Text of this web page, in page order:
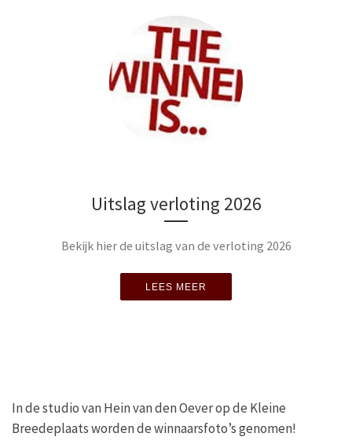
Uitslag verloting 2026
Bekijk hier de uitslag van de verloting 2026
LEES MEER
In de studio van Hein van den Oever op de Kleine
Breedeplaats worden de winnaarsfoto’s genomen!